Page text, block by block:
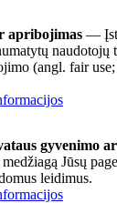
apribojimas —
naudotojų
(angl. fair
gyvenimo
Jūsų
leidimus.